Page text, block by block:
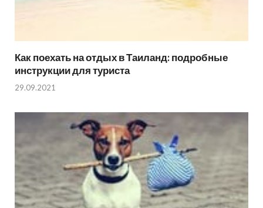
Как поехать на отдых в Таиланд: подробные
инструкции для туриста
29.09.2021